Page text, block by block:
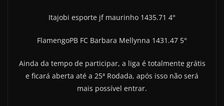
Itajobi esporte jf maurinho 1435.71 4°
FlamengoPB FC Barbara Mellynna 1431.47 5°
Ainda da tempo de participar, a liga é totalmente grátis
e ficará aberta até a 25ª Rodada, após isso não será
mais possível entrar.